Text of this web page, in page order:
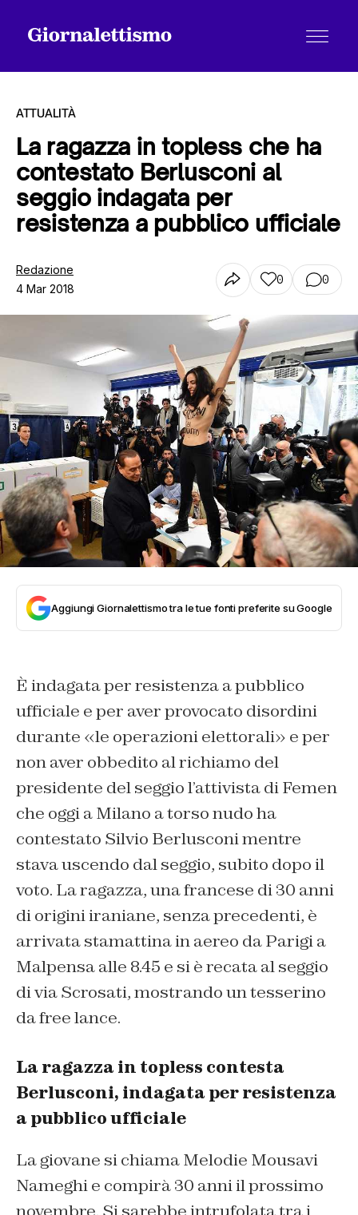
Tutti gli articoli
ATTUALITÀ
La ragazza in topless che ha
contestato Berlusconi al
seggio indagata per
resistenza a pubblico ufficiale
Redazione
4 Mar 2018
0 0
Aggiungi Giornalettismo tra le tue fonti preferite su Google
È indagata per resistenza a pubblico
ufficiale e per aver provocato disordini
durante «le operazioni elettorali» e per
non aver obbedito al richiamo del
presidente del seggio l’attivista di Femen
che oggi a Milano a torso nudo ha
contestato Silvio Berlusconi mentre
stava uscendo dal seggio, subito dopo il
voto. La ragazza, una francese di 30 anni
di origini iraniane, senza precedenti, è
arrivata stamattina in aereo da Parigi a
Malpensa alle 8.45 e si è recata al seggio
di via Scrosati, mostrando un tesserino
da free lance.
La ragazza in topless contesta
Berlusconi, indagata per resistenza
a pubblico ufficiale
La giovane si chiama Melodie Mousavi
Nameghi e compirà 30 anni il prossimo